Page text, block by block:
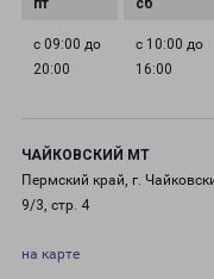
с 09:00 до
20:00
с 10:00 до
16:00
ЧАЙКОВСКИЙ МТ
Пермский край, г.
9/3, стр. 4
на карте